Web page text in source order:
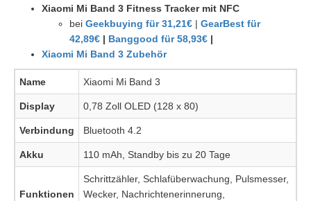
Xiaomi Mi Band 3 Fitness Tracker mit NFC
bei Geekbuying für 31,21€ | GearBest für
42,89€ | Banggood für 58,93€ |
Xiaomi Mi Band 3 Zubehör
Name Xiaomi Mi Band 3
Display 0,78 Zoll OLED (128 x 80)
Verbindung Bluetooth 4.2
Akku 110 mAh, Standby bis zu 20 Tage
Funktionen
Schrittzähler, Schlafüberwachung, Pulsmesser,
Wecker, Nachrichtenerinnerung,